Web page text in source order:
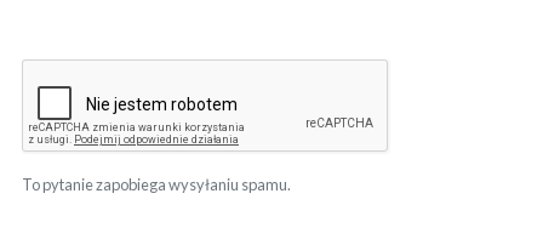
To pytanie zapobiega wysyłaniu spamu.